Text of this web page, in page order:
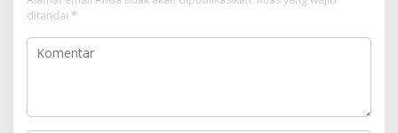
ditandai *